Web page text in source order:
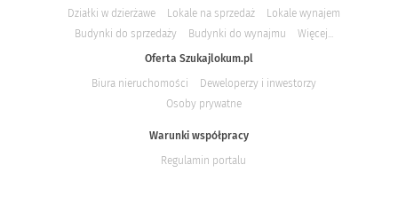
Działki w dzierżawe
Lokale na sprzedaż
Lokale wynajem
Budynki do sprzedaży
Budynki do wynajmu
Więcej...
Oferta Szukajlokum.pl
Biura nieruchomości
Deweloperzy i inwestorzy
Osoby prywatne
Warunki współpracy
Regulamin portalu